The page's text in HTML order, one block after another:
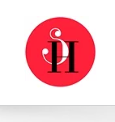
contenu